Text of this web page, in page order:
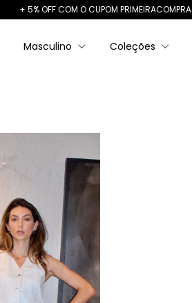
+ 5% OFF COM O CUPOM PRIMEIRACOMPRA
Masculino Coleções